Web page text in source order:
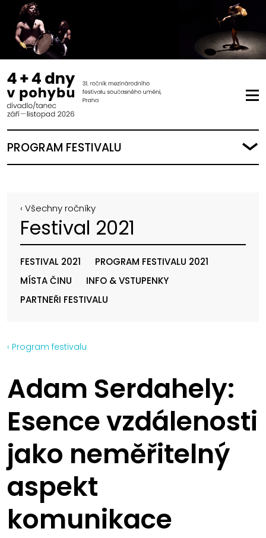
PROGRAM FESTIVALU
‹ Všechny ročníky
Festival 2021
FESTIVAL 2021
PROGRAM FESTIVALU 2021
MÍSTA ČINU
INFO & VSTUPENKY
PARTNEŘI FESTIVALU
‹ Program festivalu
Adam Serdahely:
Esence vzdálenosti
jako neměřitelný
aspekt
komunikace